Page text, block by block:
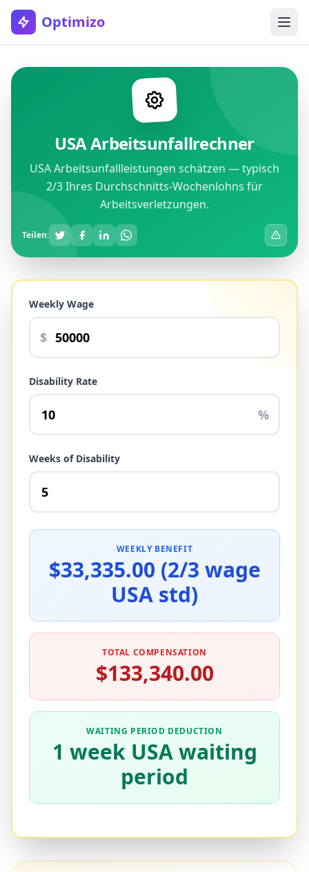
Optimizo
USA Arbeitsunfallrechner
USA Arbeitsunfallleistungen schätzen — typisch
2/3 Ihres Durchschnitts-Wochenlohns für
Arbeitsverletzungen.
Teilen:
Weekly Wage
$
Disability Rate
%
Weeks of Disability
WEEKLY BENEFIT
$33,335.00 (2/3 wage
USA std)
TOTAL COMPENSATION
$133,340.00
WAITING PERIOD DEDUCTION
1 week USA waiting
period